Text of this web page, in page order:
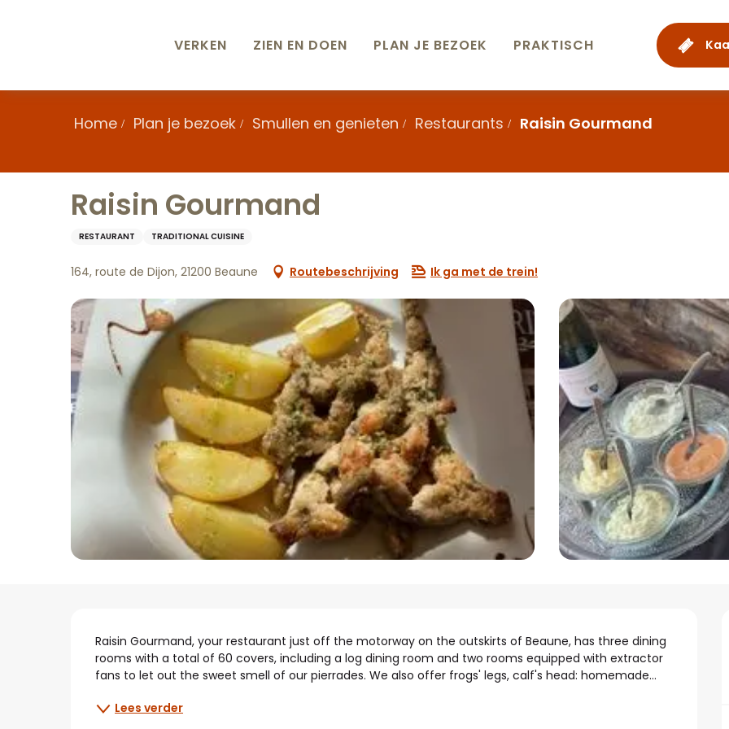
VERKEN ZIEN EN DOEN PLAN JE BEZOEK PRAKTISCH
Home Plan je bezoek Smullen en genieten Restaurants Raisin Gourmand
Raisin Gourmand
RESTAURANT TRADITIONAL CUISINE
164, route de Dijon, 21200 Beaune Routebeschrijving Ik ga met de trein!
Beschrijving
Raisin Gourmand, your restaurant just off the motorway on the outskirts of Beaune, has three dining
rooms with a total of 60 covers, including a log dining room and two rooms equipped with extractor
fans to let out the sweet smell of our pierrades. We also offer frogs' legs, calf's head: homemade...
Lees verder